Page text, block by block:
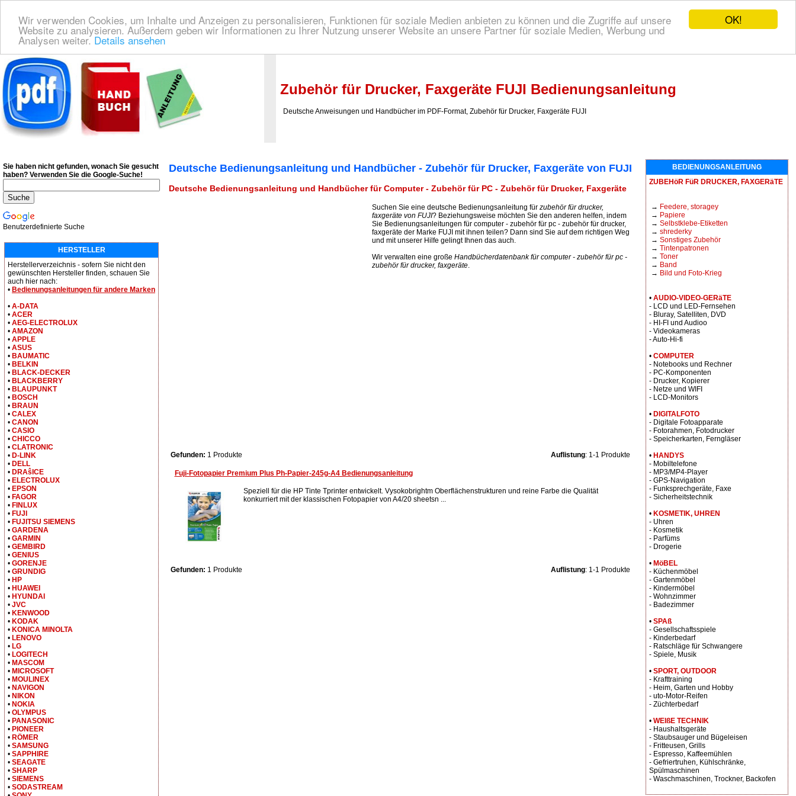
OK!
Wir verwenden Cookies, um Inhalte und Anzeigen zu personalisieren, Funktionen für soziale Medien anbieten zu können und die Zugriffe auf unsere
Website zu analysieren. Außerdem geben wir Informationen zu Ihrer Nutzung unserer Website an unsere Partner für soziale Medien, Werbung und
Analysen weiter. Details ansehen
Deutsche Bedienungsanleitung Downloaden | Wir finden für Sie das deutsches Bedienungsanleitung!
Zubehör für Drucker, Faxgeräte FUJI Bedienungsanleitung
Deutsche Anweisungen und Handbücher im PDF-Format, Zubehör für Drucker, Faxgeräte FUJI
Deutsche Bedienungsanleitung und Handbücher - Zubehör für Drucker, Faxgeräte von FUJI
Deutsche Bedienungsanleitung und Handbücher für Computer - Zubehör für PC - Zubehör für Drucker, Faxgeräte
Suchen Sie eine deutsche Bedienungsanleitung für zubehör für drucker,
faxgeräte von FUJI? Beziehungsweise möchten Sie den anderen helfen, indem
Sie Bedienungsanleitungen für computer - zubehör für pc - zubehör für drucker,
faxgeräte der Marke FUJI mit ihnen teilen? Dann sind Sie auf dem richtigen Weg
und mit unserer Hilfe gelingt Ihnen das auch.
Wir verwalten eine große Handbücherdatenbank für computer - zubehör für pc -
zubehör für drucker, faxgeräte.
Gefunden: 1 Produkte Auflistung: 1-1 Produkte
Fuji-Fotopapier Premium Plus Ph-Papier-245g-A4 Bedienungsanleitung
Speziell für die HP Tinte Tprinter entwickelt. Vysokobrightm Oberflächenstrukturen und reine Farbe die Qualität
konkurriert mit der klassischen Fotopapier von A4/20 sheetsn ...
Gefunden: 1 Produkte Auflistung: 1-1 Produkte
Sie haben nicht gefunden, wonach Sie gesucht
haben? Verwenden Sie die Google-Suche!
Benutzerdefinierte Suche
HERSTELLER
Herstellerverzeichnis - sofern Sie nicht den
gewünschten Hersteller finden, schauen Sie
auch hier nach:
• Bedienungsanleitungen für andere Marken
• A-DATA
• ACER
• AEG-ELECTROLUX
• AMAZON
• APPLE
• ASUS
• BAUMATIC
• BELKIN
• BLACK-DECKER
• BLACKBERRY
• BLAUPUNKT
• BOSCH
• BRAUN
• CALEX
• CANON
• CASIO
• CHICCO
• CLATRONIC
• D-LINK
• DELL
• DRAŝICE
• ELECTROLUX
• EPSON
• FAGOR
• FINLUX
• FUJI
• FUJITSU SIEMENS
• GARDENA
• GARMIN
• GEMBIRD
• GENIUS
• GORENJE
• GRUNDIG
• HP
• HUAWEI
• HYUNDAI
• JVC
• KENWOOD
• KODAK
• KONICA MINOLTA
• LENOVO
• LG
• LOGITECH
• MASCOM
• MICROSOFT
• MOULINEX
• NAVIGON
• NIKON
• NOKIA
• OLYMPUS
• PANASONIC
• PIONEER
• RÖMER
• SAMSUNG
• SAPPHIRE
• SEAGATE
• SHARP
• SIEMENS
• SODASTREAM
BEDIENUNGSANLEITUNG
ZUBEHöR FüR DRUCKER, FAXGERäTE
→ Feedere, storagey
→ Papiere
→ Selbstklebe-Etiketten
→ shrederky
→ Sonstiges Zubehör
→ Tintenpatronen
→ Toner
→ Band
→ Bild und Foto-Krieg
• AUDIO-VIDEO-GERäTE
- LCD und LED-Fernsehen
- Bluray, Satelliten, DVD
- HI-FI und Audioo
- Videokameras
- Auto-Hi-fi
• COMPUTER
- Notebooks und Rechner
- PC-Komponenten
- Drucker, Kopierer
- Netze und WIFI
- LCD-Monitors
• DIGITALFOTO
- Digitale Fotoapparate
- Fotorahmen, Fotodrucker
- Speicherkarten, Ferngläser
• HANDYS
- Mobiltelefone
- MP3/MP4-Player
- GPS-Navigation
- Funksprechgeräte, Faxe
- Sicherheitstechnik
• KOSMETIK, UHREN
- Uhren
- Kosmetik
- Parfüms
- Drogerie
• MöBEL
- Küchenmöbel
- Gartenmöbel
- Kindermöbel
- Wohnzimmer
- Badezimmer
• SPAß
- Gesellschaftsspiele
- Kinderbedarf
- Ratschläge für Schwangere
- Spiele, Musik
• SPORT, OUTDOOR
- Krafttraining
- Heim, Garten und Hobby
- uto-Motor-Reifen
- Züchterbedarf
• WEIßE TECHNIK
- Haushaltsgeräte
- Staubsauger und Bügeleisen
- Fritteusen, Grills
- Espresso, Kaffeemühlen
- Gefriertruhen, Kühlschränke,
Spülmaschinen
- Waschmaschinen, Trockner, Backofen